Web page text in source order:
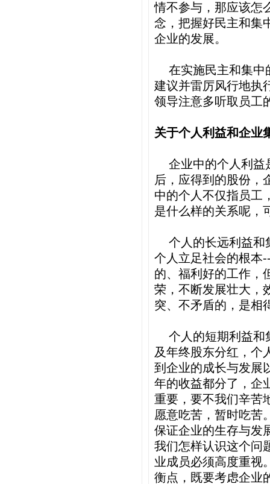
情不参与，那应该怎
念，把握好民主和集
企业的发展。
在实施民主和集中
建议并雷厉风行地执
领导注意多听取员工
关于个人利益和企业
企业中的个人利益
后，应得到的股份，
中的个人不仅指员工
是什么样的关系呢，
个人的长远利益和
个人立足社会的根本
的、福利好的工作，
荣，不断发展壮大，
突、不矛盾的，是相
个人的短期利益和
及年终股东分红，个
到企业的成长与发展
年的收益都分了，企
重要，要不我们辛苦
愿意吃苦，暂时吃苦
保证企业的生存与发
我们怎样认识这个问
业成员必须高度重视
衡点，既要考虑企业